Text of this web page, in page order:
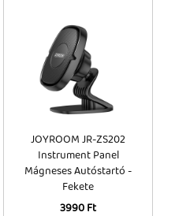
JOYROOM JR-ZS202
Instrument Panel
Mágneses Autóstartó -
Fekete
3990 Ft